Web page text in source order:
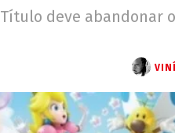
Título deve abandonar